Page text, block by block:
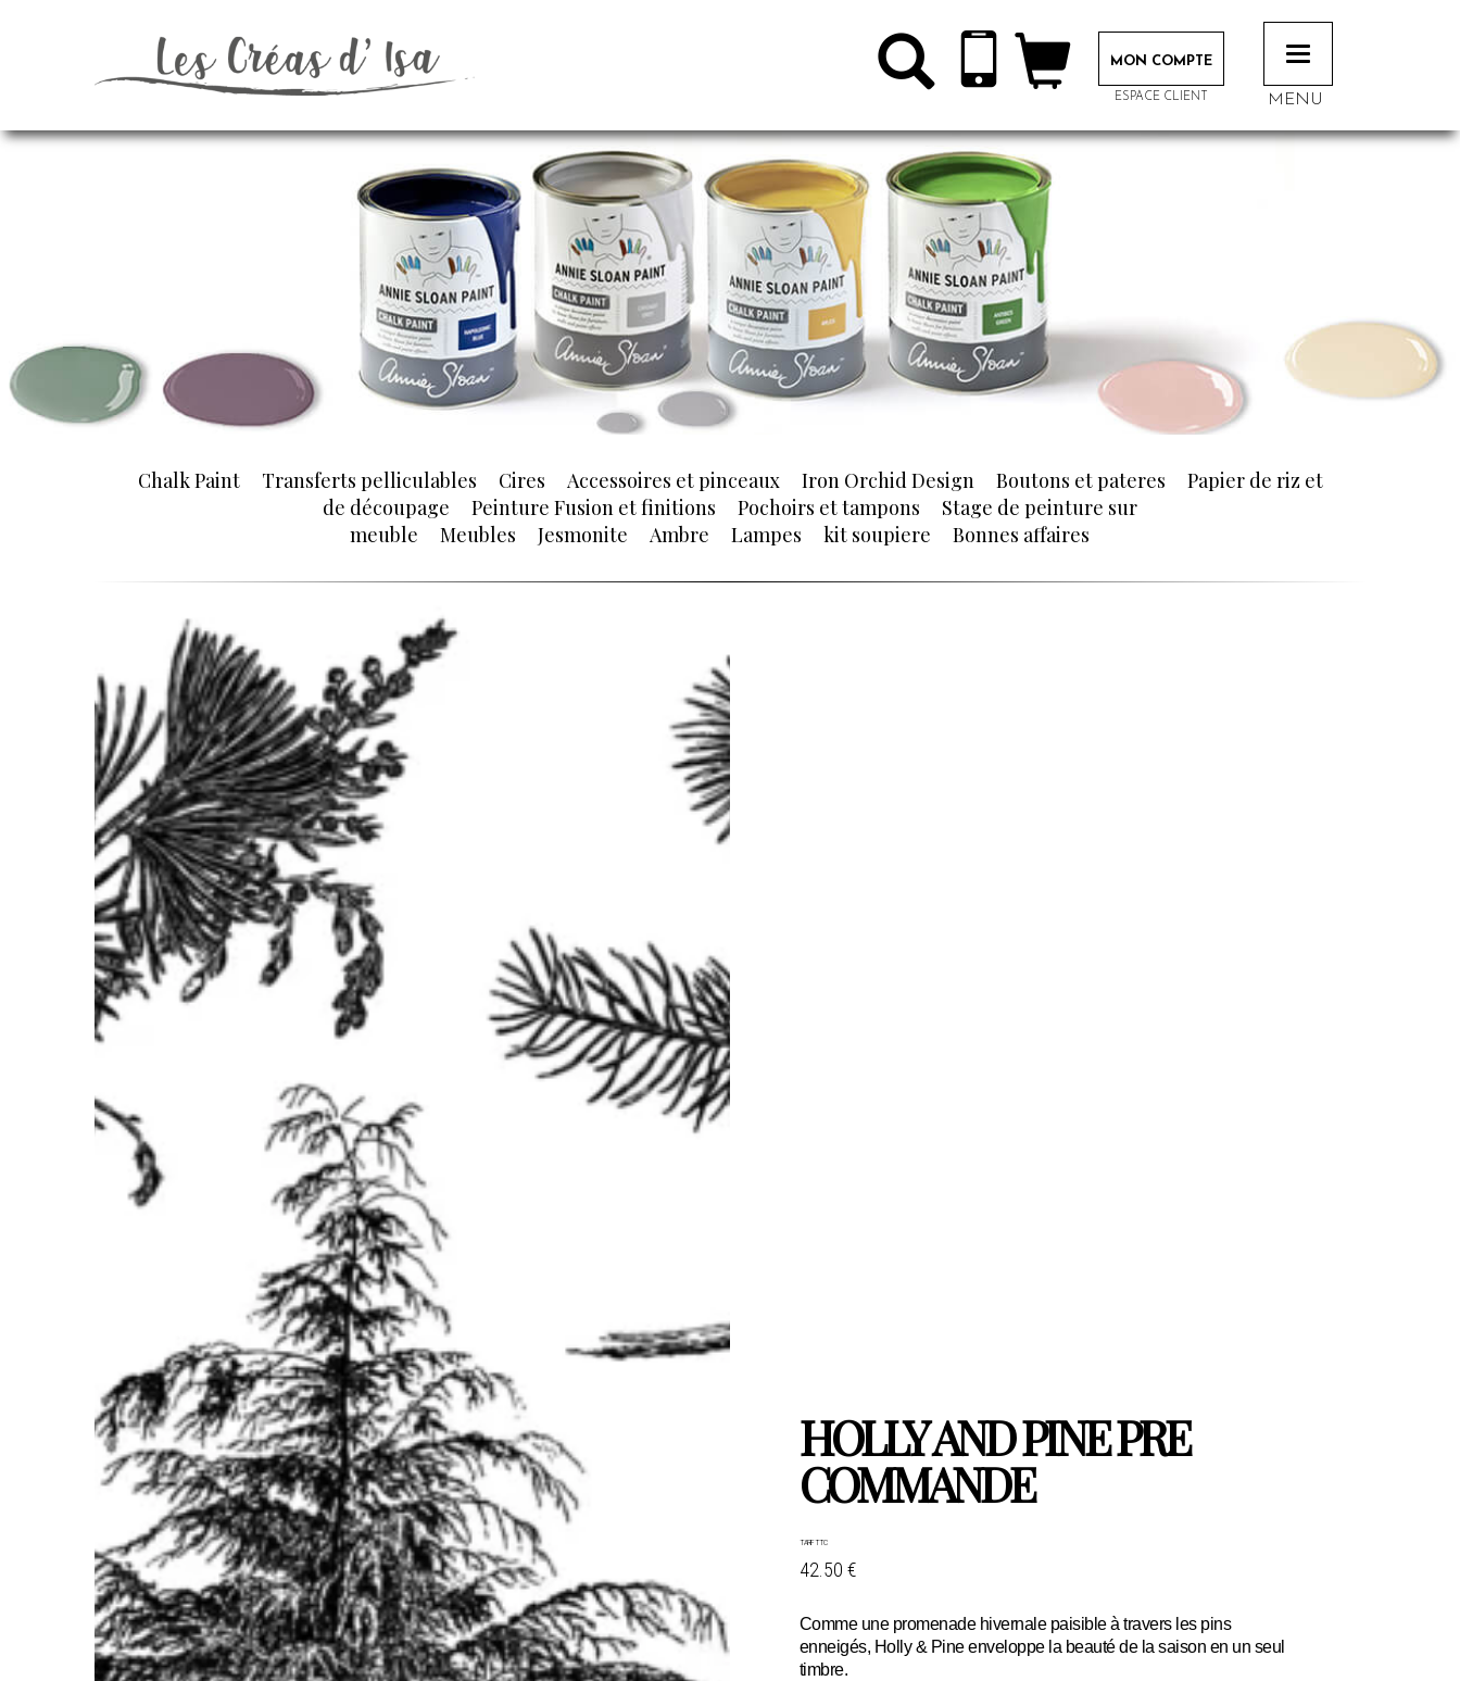
MON COMPTE
ESPACE CLIENT
Toggle
navigation
MENU
Chalk Paint Transferts pelliculables Cires Accessoires et pinceaux Iron Orchid Design Boutons et pateres
Papier de riz et
de découpage
Peinture Fusion et finitions Pochoirs et tampons
Stage de peinture sur
meuble
Meubles Jesmonite Ambre Lampes kit soupiere Bonnes affaires
HOLLY AND PINE PRE
COMMANDE
TARIF TTC
42.50 €
Comme une promenade hivernale paisible à travers les pins
enneigés, Holly & Pine enveloppe la beauté de la saison en un seul
timbre.